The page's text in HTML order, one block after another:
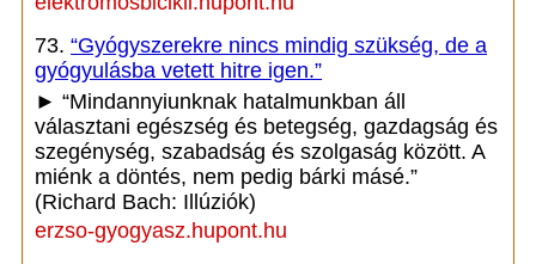
73. “Gyógyszerekre nincs mindig szükség, de a
gyógyulásba vetett hitre igen.”
► “Mindannyiunknak hatalmunkban áll
választani egészség és betegség, gazdagság és
szegénység, szabadság és szolgaság között. A
miénk a döntés, nem pedig bárki másé.”
(Richard Bach: Illúziók)
erzso-gyogyasz.hupont.hu